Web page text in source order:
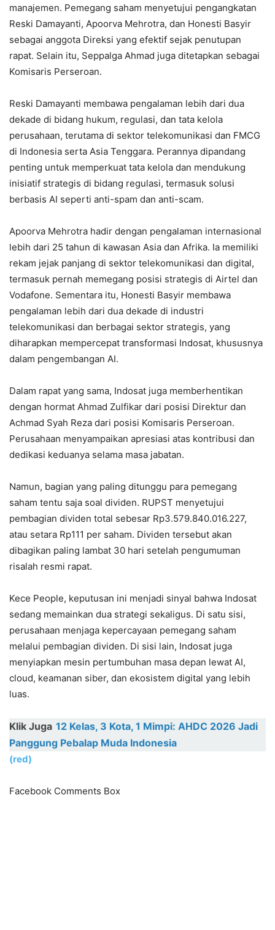
manajemen. Pemegang saham menyetujui pengangkatan
Reski Damayanti, Apoorva Mehrotra, dan Honesti Basyir
sebagai anggota Direksi yang efektif sejak penutupan
rapat. Selain itu, Seppalga Ahmad juga ditetapkan sebagai
Komisaris Perseroan.
Reski Damayanti membawa pengalaman lebih dari dua
dekade di bidang hukum, regulasi, dan tata kelola
perusahaan, terutama di sektor telekomunikasi dan FMCG
di Indonesia serta Asia Tenggara. Perannya dipandang
penting untuk memperkuat tata kelola dan mendukung
inisiatif strategis di bidang regulasi, termasuk solusi
berbasis AI seperti anti-spam dan anti-scam.
Apoorva Mehrotra hadir dengan pengalaman internasional
lebih dari 25 tahun di kawasan Asia dan Afrika. Ia memiliki
rekam jejak panjang di sektor telekomunikasi dan digital,
termasuk pernah memegang posisi strategis di Airtel dan
Vodafone. Sementara itu, Honesti Basyir membawa
pengalaman lebih dari dua dekade di industri
telekomunikasi dan berbagai sektor strategis, yang
diharapkan mempercepat transformasi Indosat, khususnya
dalam pengembangan AI.
Dalam rapat yang sama, Indosat juga memberhentikan
dengan hormat Ahmad Zulfikar dari posisi Direktur dan
Achmad Syah Reza dari posisi Komisaris Perseroan.
Perusahaan menyampaikan apresiasi atas kontribusi dan
dedikasi keduanya selama masa jabatan.
Namun, bagian yang paling ditunggu para pemegang
saham tentu saja soal dividen. RUPST menyetujui
pembagian dividen total sebesar Rp3.579.840.016.227,
atau setara Rp111 per saham. Dividen tersebut akan
dibagikan paling lambat 30 hari setelah pengumuman
risalah resmi rapat.
Kece People, keputusan ini menjadi sinyal bahwa Indosat
sedang memainkan dua strategi sekaligus. Di satu sisi,
perusahaan menjaga kepercayaan pemegang saham
melalui pembagian dividen. Di sisi lain, Indosat juga
menyiapkan mesin pertumbuhan masa depan lewat AI,
cloud, keamanan siber, dan ekosistem digital yang lebih
luas.
Klik Juga 12 Kelas, 3 Kota, 1 Mimpi: AHDC 2026 Jadi
Panggung Pebalap Muda Indonesia
(red)
Facebook Comments Box